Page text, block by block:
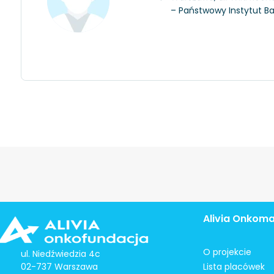
– Państwowy Instytut
ul. Niedźwiedzia 4c
02-737 Warszawa
Alivia
O projekcie
Lista placówek